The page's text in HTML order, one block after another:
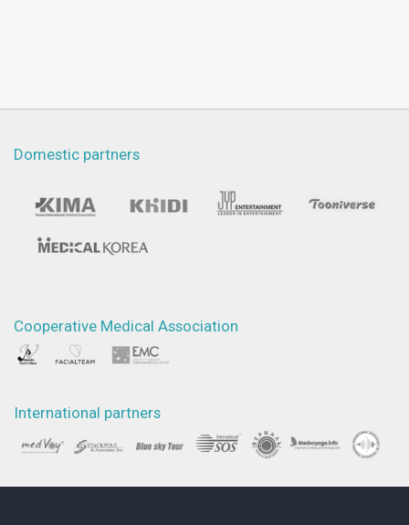
Domestic partners
Cooperative Medical Association
International partners